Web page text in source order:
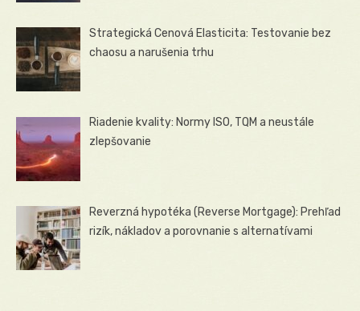
Strategická Cenová Elasticita: Testovanie bez
chaosu a narušenia trhu
Riadenie kvality: Normy ISO, TQM a neustále
zlepšovanie
Reverzná hypotéka (Reverse Mortgage): Prehľad
rizík, nákladov a porovnanie s alternatívami